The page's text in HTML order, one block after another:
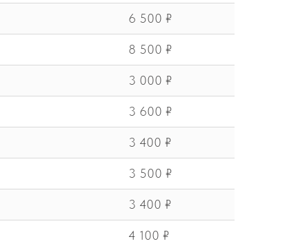
6 500 ₽
8 500 ₽
3 000 ₽
3 600 ₽
3 400 ₽
3 500 ₽
3 400 ₽
4 100 ₽